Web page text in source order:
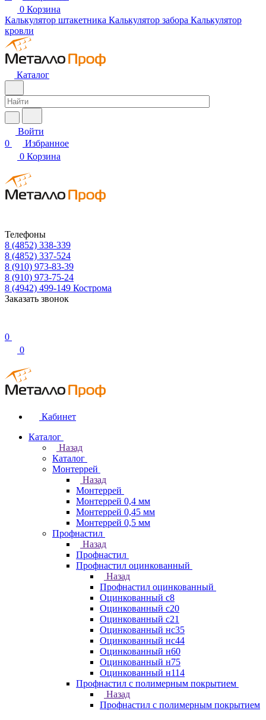
0 Корзина
Калькулятор штакетника Калькулятор забора Калькулятор
кровли
Каталог
Войти
0
Избранное
0 Корзина
Телефоны
8 (4852) 338-339
8 (4852) 337-524
8 (910) 973-83-39
8 (910) 973-75-24
8 (4942) 499-149 Кострома
Заказать звонок
0
0
Кабинет
Каталог
Назад
Каталог
Монтеррей
Назад
Монтеррей
Монтеррей 0,4 мм
Монтеррей 0,45 мм
Монтеррей 0,5 мм
Профнастил
Назад
Профнастил
Профнастил оцинкованный
Назад
Профнастил оцинкованный
Оцинкованный с8
Оцинкованный с20
Оцинкованный с21
Оцинкованный нс35
Оцинкованный нс44
Оцинкованный н60
Оцинкованный н75
Оцинкованный н114
Профнастил с полимерным покрытием
Назад
Профнастил с полимерным покрытием